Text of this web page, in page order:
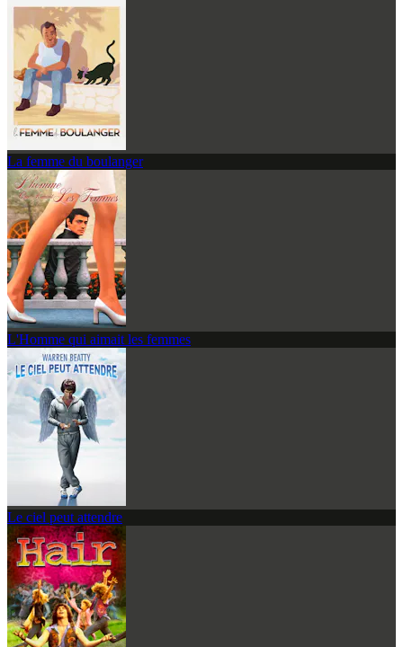
La femme du boulanger
L'Homme qui aimait les femmes
Le ciel peut attendre